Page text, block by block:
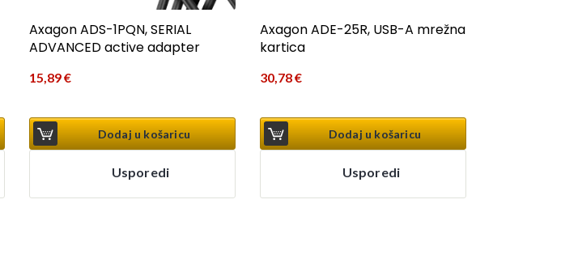
Axagon ADS-1PQN, SERIAL
ADVANCED active adapter
15,89€
Dodaj u košaricu
Usporedi
Axagon ADE-25R, USB-A mrežna
kartica
30,78€
Dodaj u košaricu
Usporedi